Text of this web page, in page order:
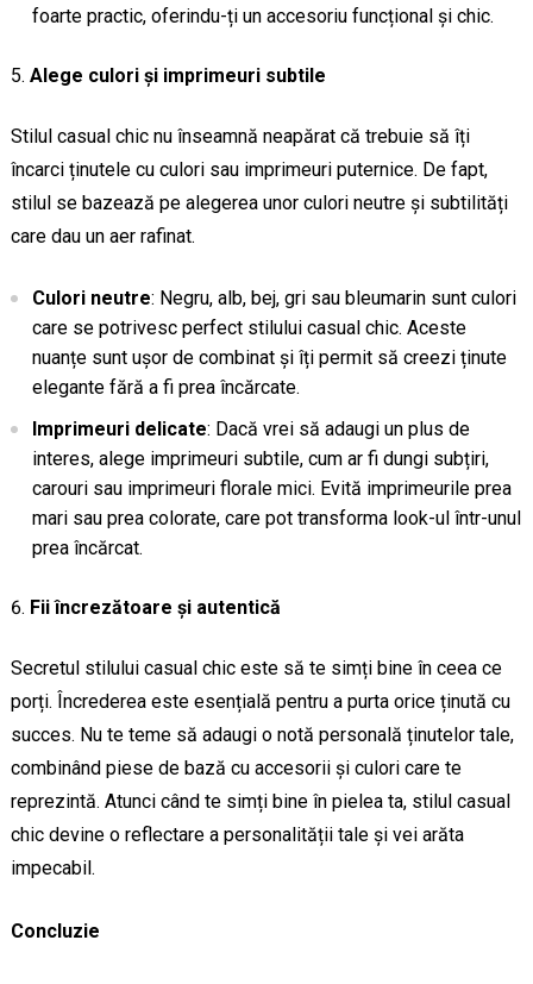
foarte practic, oferindu-ți un accesoriu funcțional și chic.
Alege culori și imprimeuri subtile
Stilul casual chic nu înseamnă neapărat că trebuie să îți
încarci ținutele cu culori sau imprimeuri puternice. De fapt,
stilul se bazează pe alegerea unor culori neutre și subtilități
care dau un aer rafinat.
Culori neutre: Negru, alb, bej, gri sau bleumarin sunt culori
care se potrivesc perfect stilului casual chic. Aceste
nuanțe sunt ușor de combinat și îți permit să creezi ținute
elegante fără a fi prea încărcate.
Imprimeuri delicate: Dacă vrei să adaugi un plus de
interes, alege imprimeuri subtile, cum ar fi dungi subțiri,
carouri sau imprimeuri florale mici. Evită imprimeurile prea
mari sau prea colorate, care pot transforma look-ul într-unul
prea încărcat.
Fii încrezătoare și autentică
Secretul stilului casual chic este să te simți bine în ceea ce
porți. Încrederea este esențială pentru a purta orice ținută cu
succes. Nu te teme să adaugi o notă personală ținutelor tale,
combinând piese de bază cu accesorii și culori care te
reprezintă. Atunci când te simți bine în pielea ta, stilul casual
chic devine o reflectare a personalității tale și vei arăta
impecabil.
Concluzie